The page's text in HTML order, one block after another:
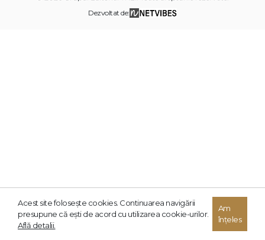
Dezvoltat de:
Acest site foloseşte cookies. Continuarea navigării
presupune că eşti de acord cu utilizarea cookie-urilor.
Află detalii.
Am
înțeles